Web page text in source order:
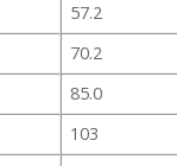
57.2
70.2
85.0
103